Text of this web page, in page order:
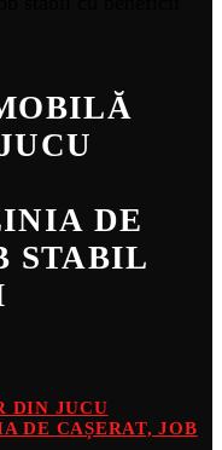
DE
STABIL
DIN JUCU
DE CAȘERAT, JOB